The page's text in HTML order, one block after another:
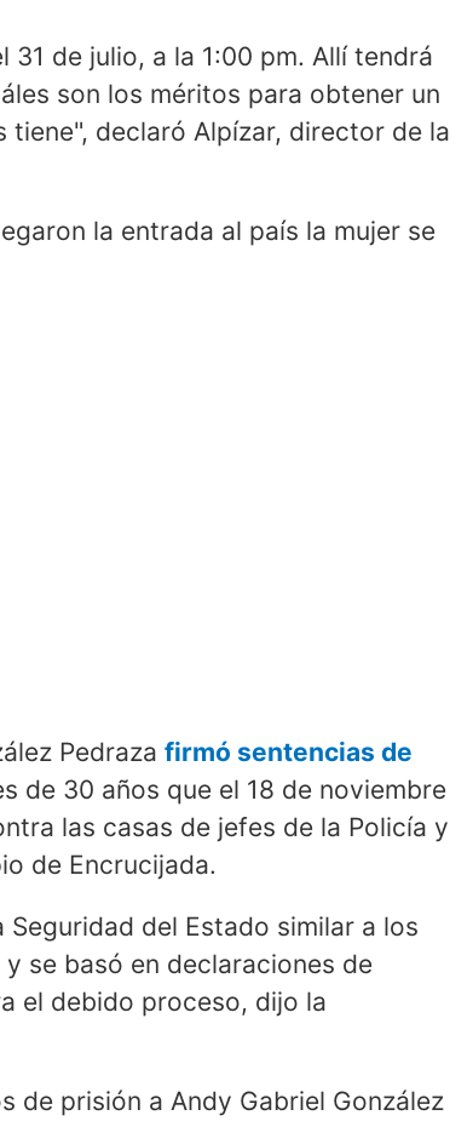
31 de julio, a la 1:00 pm. Allí tendrá
son los méritos para obtener un
declaró Alpízar, director de la
la entrada al país la mujer se
Pedraza firmó sentencias de
de 30 años que el 18 de noviembre
las casas de jefes de la Policía y
de Encrucijada.
del Estado similar a los
se basó en declaraciones de
el debido proceso, dijo la
de prisión a Andy Gabriel González